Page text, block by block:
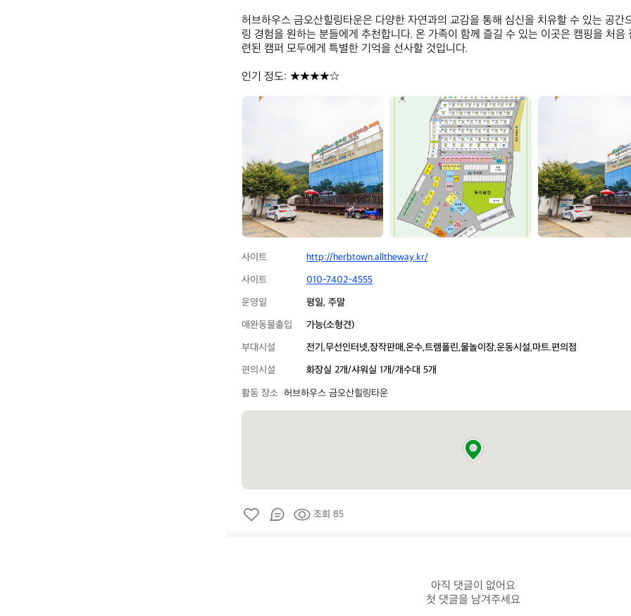
허브하우스 금오산힐링타운은 다양한 자연과의 교감을 통해 심신을 치유할 수 있는 공간
링 경험을 원하는 분들에게 추천합니다. 온 가족이 함께 즐길 수 있는 이곳은 캠핑을 처음
련된 캠퍼 모두에게 특별한 기억을 선사할 것입니다.
인기 정도: ★★★★☆
링
캠
프
금
링
캠
프
사이트
http://herbtown.alltheway.kr/
사이트
010-7402-4555
운영일
평일, 주말
애완동물출입
가능(소형견)
부대시설
전기,무선인터넷,장작판매,온수,트렘폴린,물놀이장,운동시설,마트.편의점
편의시설
화장실 2개/샤워실 1개/개수대 5개
활동 장소 허브하우스 금오산힐링타운
조회 85
아직 댓글이 없어요
첫 댓글을 남겨주세요